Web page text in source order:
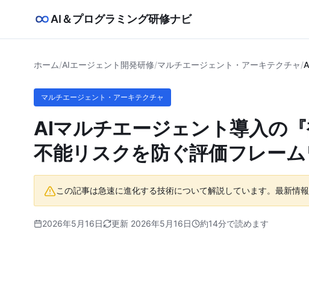
AI＆プログラミング研修ナビ
ホーム/AIエージェント開発研修/マルチエージェント・アーキテクチャ/
マルチエージェント・アーキテクチャ
AIマルチエージェント導入の
不能リスクを防ぐ評価フレー
この記事は急速に進化する技術について解説しています。最新情
2026年5月16日 更新 2026年5月16日 約14分で読めます